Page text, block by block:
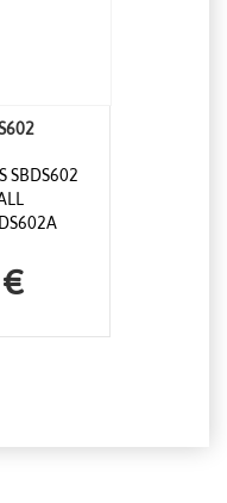
SBDS602